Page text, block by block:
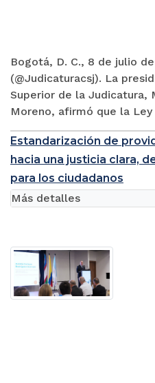
Bogotá, D. C., 8 de julio
(@Judicaturacsj). La
Superior de la Judicatura,
Moreno, afirmó que la Ley
Estandarización de
hacia una justicia clara,
para los ciudadanos
Más detalles